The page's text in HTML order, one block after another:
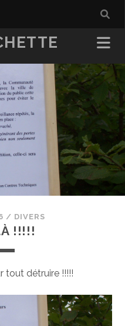
/ DIVERS
!!!!!
tout détruire !!!!!